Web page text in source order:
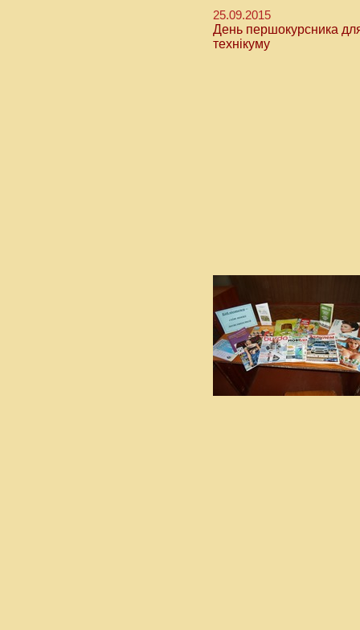
25.09.2015
День першокурсника
технікуму